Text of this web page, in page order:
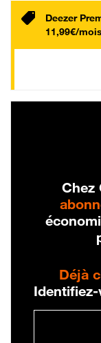
Deezer
11,99€/mois
Chez
Déjà